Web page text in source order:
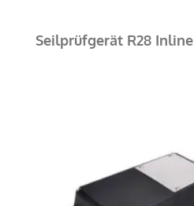
Seilprüfgerät R28 Inline